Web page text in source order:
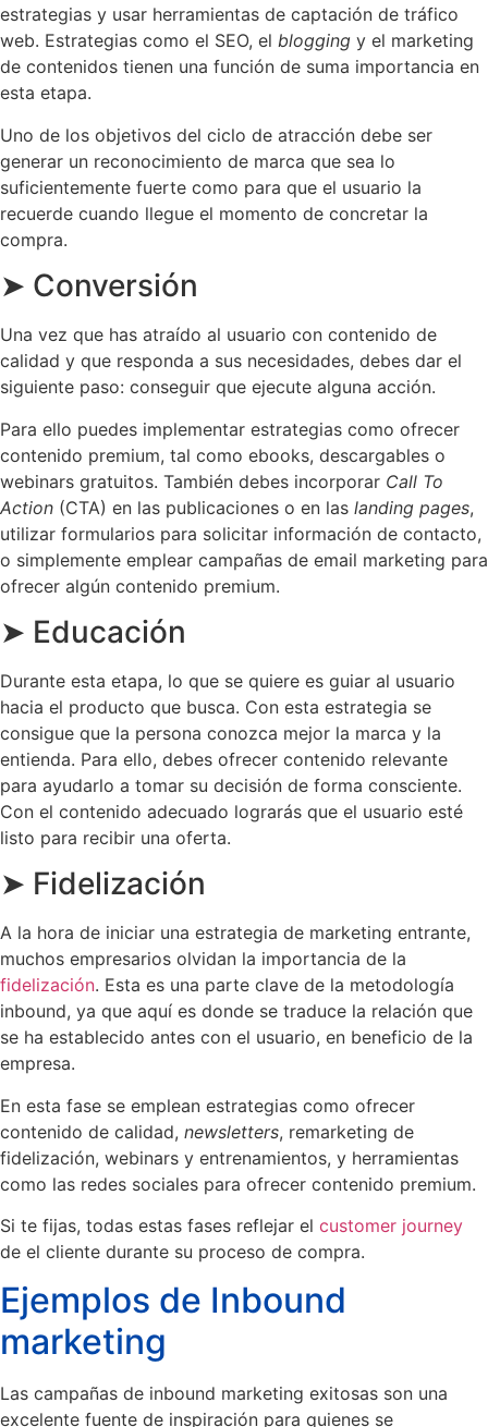
estrategias y usar herramientas de captación de tráfico
web. Estrategias como el SEO, el blogging y el marketing
de contenidos tienen una función de suma importancia en
esta etapa.
Uno de los objetivos del ciclo de atracción debe ser
generar un reconocimiento de marca que sea lo
suficientemente fuerte como para que el usuario la
recuerde cuando llegue el momento de concretar la
compra.
➤ Conversión
Una vez que has atraído al usuario con contenido de
calidad y que responda a sus necesidades, debes dar el
siguiente paso: conseguir que ejecute alguna acción.
Para ello puedes implementar estrategias como ofrecer
contenido premium, tal como ebooks, descargables o
webinars gratuitos. También debes incorporar Call To
Action (CTA) en las publicaciones o en las landing pages,
utilizar formularios para solicitar información de contacto,
o simplemente emplear campañas de email marketing para
ofrecer algún contenido premium.
➤ Educación
Durante esta etapa, lo que se quiere es guiar al usuario
hacia el producto que busca. Con esta estrategia se
consigue que la persona conozca mejor la marca y la
entienda. Para ello, debes ofrecer contenido relevante
para ayudarlo a tomar su decisión de forma consciente.
Con el contenido adecuado lograrás que el usuario esté
listo para recibir una oferta.
➤ Fidelización
A la hora de iniciar una estrategia de marketing entrante,
muchos empresarios olvidan la importancia de la
fidelización. Esta es una parte clave de la metodología
inbound, ya que aquí es donde se traduce la relación que
se ha establecido antes con el usuario, en beneficio de la
empresa.
En esta fase se emplean estrategias como ofrecer
contenido de calidad, newsletters, remarketing de
fidelización, webinars y entrenamientos, y herramientas
como las redes sociales para ofrecer contenido premium.
Si te fijas, todas estas fases reflejar el customer journey
de el cliente durante su proceso de compra.
Ejemplos de Inbound
marketing
Las campañas de inbound marketing exitosas son una
excelente fuente de inspiración para quienes se